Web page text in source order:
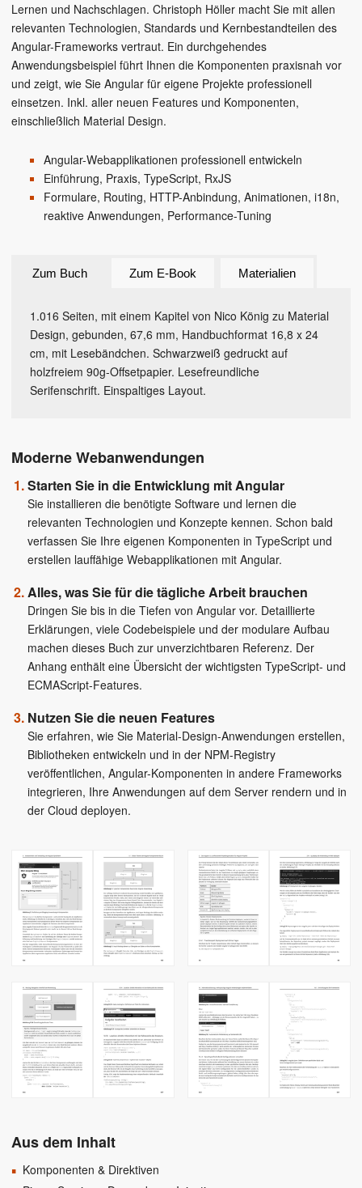
Lernen und Nachschlagen. Christoph Höller macht Sie mit allen
relevanten Technologien, Standards und Kernbestandteilen des
Angular-Frameworks vertraut. Ein durchgehendes
Anwendungsbeispiel führt Ihnen die Komponenten praxisnah vor
und zeigt, wie Sie Angular für eigene Projekte professionell
einsetzen. Inkl. aller neuen Features und Komponenten,
einschließlich Material Design.
Angular-Webapplikationen professionell entwickeln
Einführung, Praxis, TypeScript, RxJS
Formulare, Routing, HTTP-Anbindung, Animationen, i18n,
reaktive Anwendungen, Performance-Tuning
Zum Buch Zum E-Book Materialien
1.016 Seiten, mit einem Kapitel von Nico König zu Material
Design, gebunden, 67,6 mm, Handbuchformat 16,8 x 24
cm, mit Lesebändchen. Schwarzweiß gedruckt auf
holzfreiem 90g-Offsetpapier. Lesefreundliche
Serifenschrift. Einspaltiges Layout.
Moderne Webanwendungen
Starten Sie in die Entwicklung mit Angular
Sie installieren die benötigte Software und lernen die
relevanten Technologien und Konzepte kennen. Schon bald
verfassen Sie Ihre eigenen Komponenten in TypeScript und
erstellen lauffähige Webapplikationen mit Angular.
Alles, was Sie für die tägliche Arbeit brauchen
Dringen Sie bis in die Tiefen von Angular vor. Detaillierte
Erklärungen, viele Codebeispiele und der modulare Aufbau
machen dieses Buch zur unverzichtbaren Referenz. Der
Anhang enthält eine Übersicht der wichtigsten TypeScript- und
ECMAScript-Features.
Nutzen Sie die neuen Features
Sie erfahren, wie Sie Material-Design-Anwendungen erstellen,
Bibliotheken entwickeln und in der NPM-Registry
veröffentlichen, Angular-Komponenten in andere Frameworks
integrieren, Ihre Anwendungen auf dem Server rendern und in
der Cloud deployen.
Aus dem Inhalt
Komponenten & Direktiven